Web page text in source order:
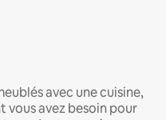
avec une cuisine,
vous avez besoin pour